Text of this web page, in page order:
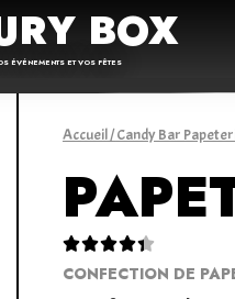
BOX
ÉVÉNEMENTS ET VOS FÊTES
Accueil/Candy Bar

CONFECTION DE